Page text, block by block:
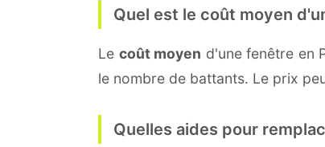
Quel est le coût moyen
Le coût moyen d'une fenêtre en
le nombre de battants. Le prix
Quelles aides pour